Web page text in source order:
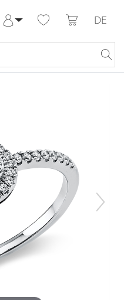
Meine Bestellungen
DE